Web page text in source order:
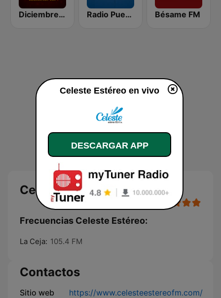
Diciembre Stereo Radio Pueblito Bésame FM
Celeste Estéreo en vivo
Frecuencias Celeste Estéreo:
La Ceja: 105.4 FM
Contactos
Sitio web
https://www.celesteestereofm.com/
Celeste Estéreo en vivo
DESCARGAR APP